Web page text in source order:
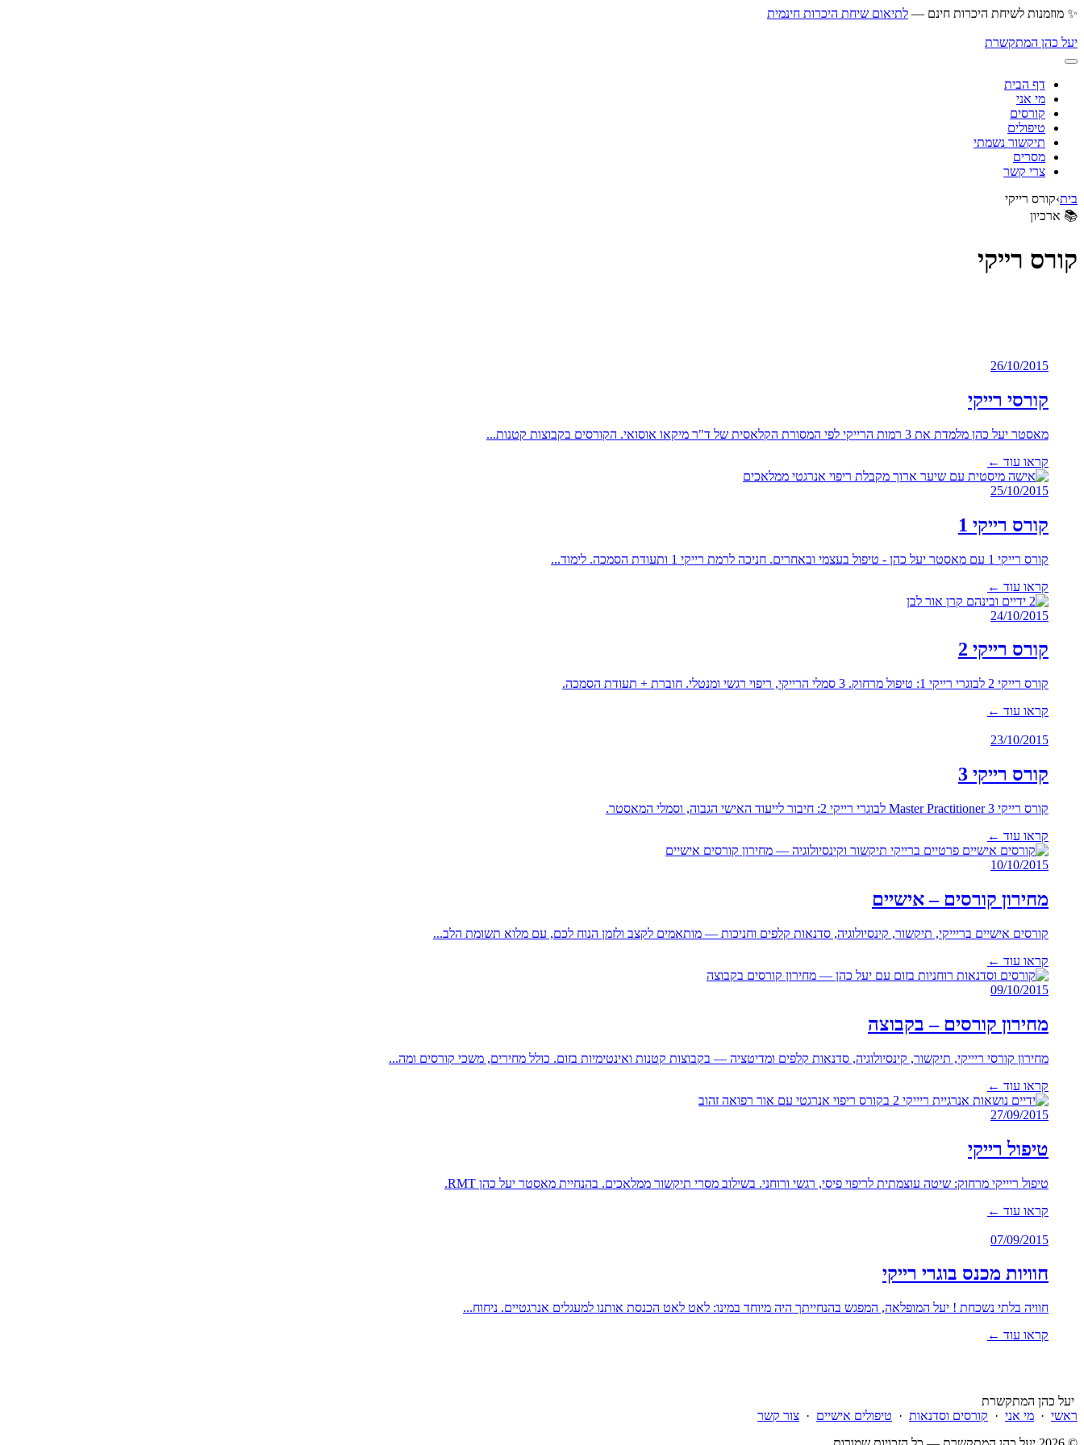
דלג
✨ מוזמנות לשיחת היכרות חינם — לתיאום שיחת היכרות חינמית
יעל כהן המתקשרת
דף הבית
מי אני
קורסים
טיפולים
תיקשור נשמתי
מסרים
צרי קשר
בית›קורס רייקי
📚 ארכיון
קורס רייקי
26/10/2015
קורסי רייקי
מאסטר יעל כהן מלמדת את 3 רמות הרייקי לפי המסורת הקלאסית של ד"ר מיקאו אוסואי. הקורסים בקבוצות קטנות...
קראו עוד ←
25/10/2015
קורס רייקי 1
קורס רייקי 1 עם מאסטר יעל כהן - טיפול בעצמי ובאחרים. חניכה לרמת רייקי 1 ותעודת הסמכה. לימוד...
קראו עוד ←
24/10/2015
קורס רייקי 2
קורס רייקי 2 לבוגרי רייקי 1: טיפול מרחוק. 3 סמלי הרייקי, ריפוי רגשי ומנטלי. חוברת + תעודת הסמכה.
קראו עוד ←
23/10/2015
קורס רייקי 3
קורס רייקי 3 Master Practitioner לבוגרי רייקי 2: חיבור לייעוד האישי הגבוה, וסמלי המאסטר.
קראו עוד ←
10/10/2015
מחירון קורסים – אישיים
קורסים אישיים בריייקי, תיקשור, קינסיולוגיה, סדנאות קלפים וחניכות — מותאמים לקצב ולזמן הנוח לכם, עם מלוא תשומת הלב...
קראו עוד ←
09/10/2015
מחירון קורסים – בקבוצה
מחירון קורסי ריייקי, תיקשור, קינסיולוגיה, סדנאות קלפים ומדיטציה — בקבוצות קטנות ואינטימיות בזום. כולל מחירים, משכי קורסים ומה...
קראו עוד ←
27/09/2015
טיפול רייקי
טיפול ריייקי מרחוק: שיטה עוצמתית לריפוי פיסי, רגשי ורוחני. בשילוב מסרי תיקשור ממלאכים. בהנחיית מאסטר יעל כהן RMT.
קראו עוד ←
07/09/2015
חוויות מכנס בוגרי רייקי
חוויה בלתי נשכחת ! יעל המופלאה, המפגש בהנחייתך היה מיוחד במינו: לאט לאט הכנסת אותנו למעגלים אנרגטיים. ניחוח...
קראו עוד ←
יעל כהן המתקשרת
ראשי · מי אני · קורסים וסדנאות · טיפולים אישיים · צור קשר